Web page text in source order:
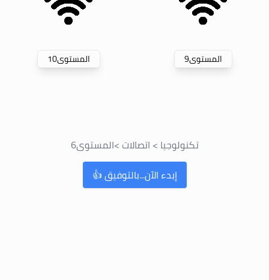
المستوى9 المستوى10
تكنولوجيا > اتصالات >المستوى6
إبدء الآن...بالتوفيق 👍